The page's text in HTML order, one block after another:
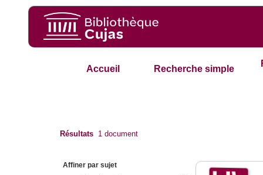
Accueil Recherche simple
Résultats 1 document
Affiner par sujet